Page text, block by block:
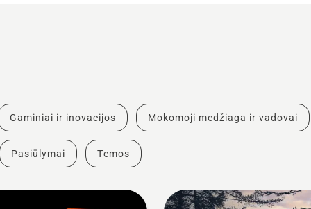
Gaminiai ir inovacijos Mokomoji medžiaga ir vadovai
Pasiūlymai Temos